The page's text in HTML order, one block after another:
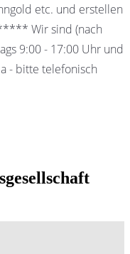
etc. und erstellen
Wir sind (nach
9:00 - 17:00 Uhr und
- bitte telefonisch